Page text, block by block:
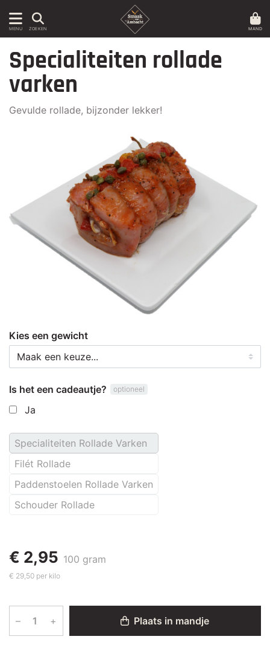
MENU ZOEKEN MAND
Specialiteiten rollade
varken
Gevulde rollade, bijzonder lekker!
Kies een gewicht
Is het een cadeautje? optioneel
Ja
Specialiteiten Rollade Varken
Filét Rollade
Paddenstoelen Rollade Varken
Schouder Rollade
€ 2,95 100 gram
€ 29,50 per kilo
– + Plaats in mandje